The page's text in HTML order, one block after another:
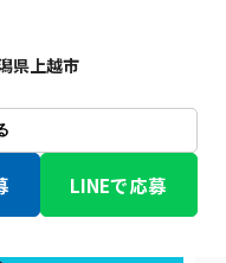
県上越市
LINEで応募